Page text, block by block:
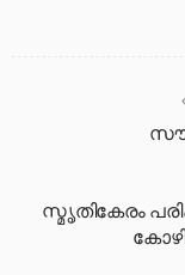
സ്മൃതികേരം